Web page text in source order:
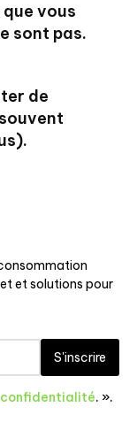
vous
sont pas.
de
et solutions pour
S'inscrire
. ».